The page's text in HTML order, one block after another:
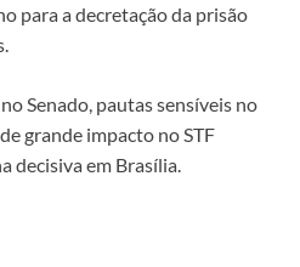
para a decretação da prisão
Senado, pautas sensíveis no
grande impacto no STF
decisiva em Brasília.